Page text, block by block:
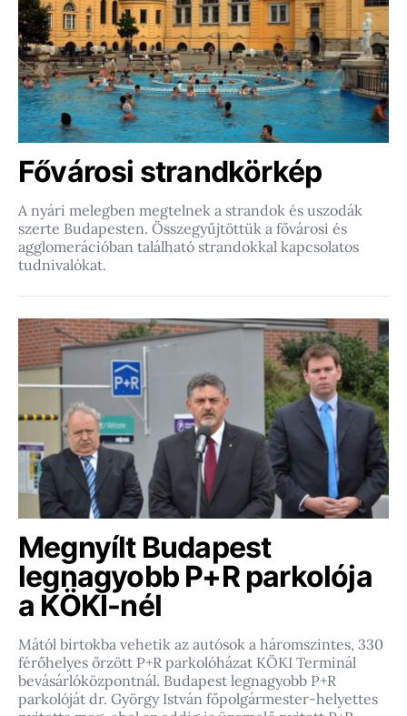
Fővárosi strandkörkép
A nyári melegben megtelnek a strandok és uszodák
szerte Budapesten. Összegyűjtöttük a fővárosi és
agglomerációban található strandokkal kapcsolatos
tudnivalókat.
Megnyílt Budapest
legnagyobb P+R parkolója
a KÖKI-nél
Mától birtokba vehetik az autósok a háromszintes, 330
férőhelyes őrzött P+R parkolóházat KÖKI Terminál
bevásárlóközpontnál. Budapest legnagyobb P+R
parkolóját dr. György István főpolgármester-helyettes